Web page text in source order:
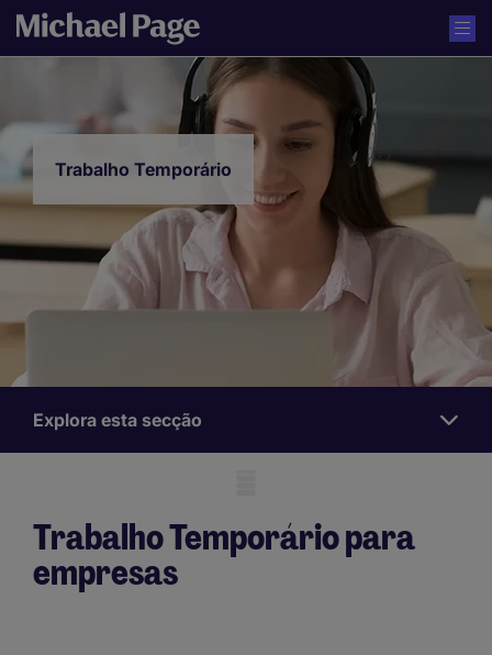
Trabalho Temporário
Trabalho
Explora esta secção
Trabalho Temporário para
empresas